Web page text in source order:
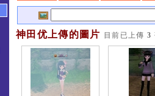
神田优上傳的圖片 目前已上傳 3